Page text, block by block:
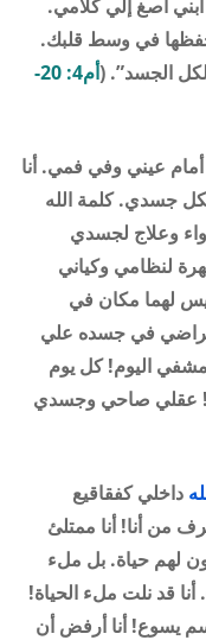
أصغ إلي كلامي.
في وسط قلبك.
لكل الجسد”. (
أم4: 20-
أمام عيني وفي فمي. أنا
لكل جسدي. كلمة الله
وعلاج لجسدي
لنظامي وكياني
لهما مكان في
في جسده علي
مشفي اليوم! كل يوم
عقلي صاحي وجسدي
داخلي كفقاقيع
من أنا! أنا ممتلئ
لهم حياة. بل ملء
أنا قد نلت ملء الحياة!
يسوع! أنا أرفض أن